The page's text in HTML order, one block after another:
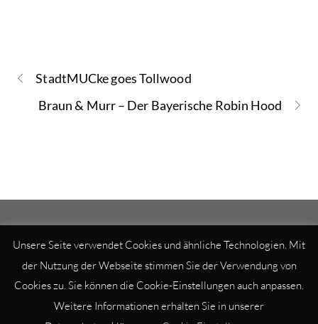
StadtMUCke goes Tollwood
Braun & Murr – Der Bayerische Robin Hood
© BITTENBINDER – ENTERTAINMENT 2020
DATENSCHUTZ
Unsere Seite verwendet Cookies und ähnliche Technologien. Mit
der Nutzung der Webseite stimmen Sie der Verwendung von
Cookies zu. Sie können die Cookie-Einstellungen auch anpassen.
Weitere Informationen erhalten Sie in unserer